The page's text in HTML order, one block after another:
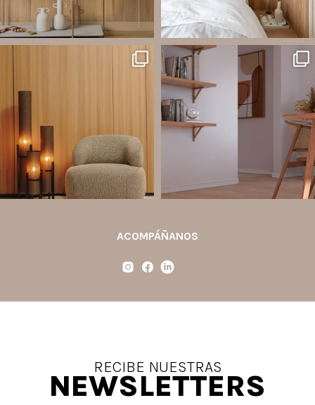
paredes decorativas, respaldos de
2 0
santaluzia.es
¿Zócalo blanco, negro, gris, fendi o
beige? La elección puede cambiar por
completo la percepción de un
ambiente y aportar aún más valor a tu
proyecto.
ACOMPÁÑANOS
RECIBE NUESTRAS
NEWSLETTERS